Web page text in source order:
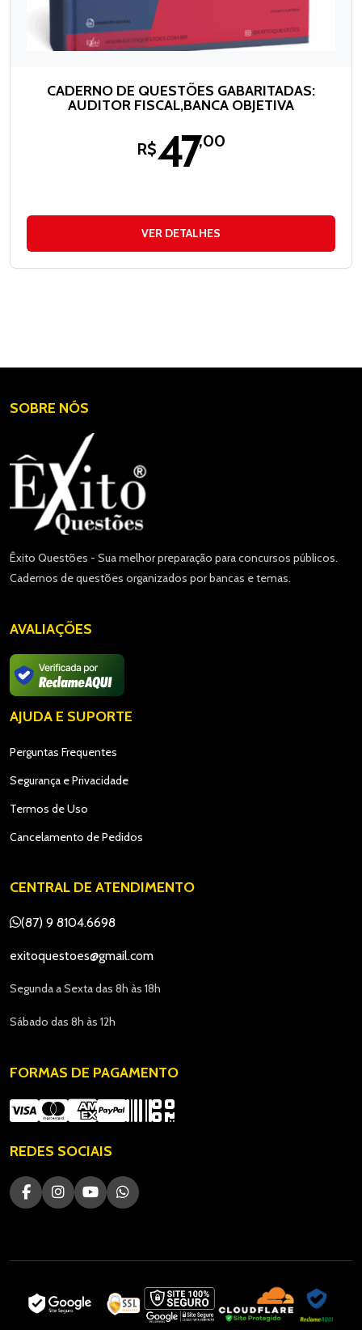
CADERNO DE QUESTÕES GABARITADAS:
AUDITOR FISCAL,BANCA OBJETIVA
R$47,00
VER DETALHES
SOBRE NÓS
Êxito Questões - Sua melhor preparação para concursos públicos.
Cadernos de questões organizados por bancas e temas.
AVALIAÇÕES
AJUDA E SUPORTE
Perguntas Frequentes
Segurança e Privacidade
Termos de Uso
Cancelamento de Pedidos
CENTRAL DE ATENDIMENTO
(87) 9 8104.6698
exitoquestoes@gmail.com
Segunda a Sexta das 8h às 18h
Sábado das 8h às 12h
FORMAS DE PAGAMENTO
REDES SOCIAIS